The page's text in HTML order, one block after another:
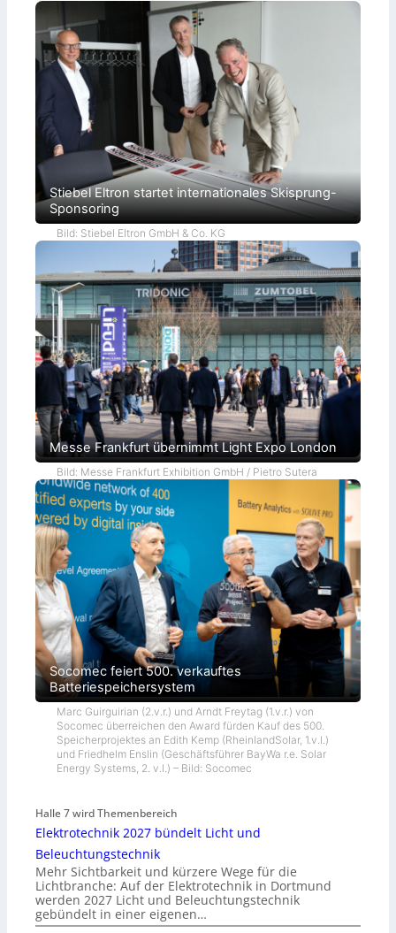
Stiebel Eltron startet internationales Skisprung-
Sponsoring
Bild: Stiebel Eltron GmbH & Co. KG
Messe Frankfurt übernimmt Light Expo London
Bild: Messe Frankfurt Exhibition GmbH / Pietro Sutera
Socomec feiert 500. verkauftes
Batteriespeichersystem
Marc Guirguirian (2.v.r.) und Arndt Freytag (1.v.r.) von
Socomec überreichen den Award fürden Kauf des 500.
Speicherprojektes an Edith Kemp (RheinlandSolar, 1.v.l.)
und Friedhelm Enslin (Geschäftsführer BayWa r.e. Solar
Energy Systems, 2. v.l.) – Bild: Socomec
Halle 7 wird Themenbereich
Elektrotechnik 2027 bündelt Licht und
Beleuchtungstechnik
Mehr Sichtbarkeit und kürzere Wege für die
Lichtbranche: Auf der Elektrotechnik in Dortmund
werden 2027 Licht und Beleuchtungstechnik
gebündelt in einer eigenen…